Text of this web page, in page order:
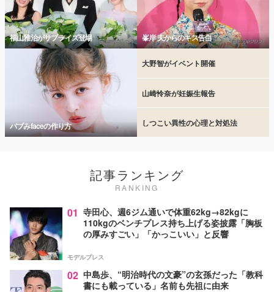
福山雅治がサプライズ登場 峯岸 夫からのキス告白
バブみfaceの作り方
大野智がイベント開催
山崎怜奈が妊娠生報告
しつこい異性の心理と対処法
記事ランキング
RANKING
01 寺田心、週6ジム通いで体重62kg→82kgに
110kgのベンチプレス持ち上げる姿披露「胸板
の厚みすごい」「かっこいい」と反響
モデルプレス
02 中島歩、“明治時代の文豪”の玄孫だった「教科
書にも載っている」名前も先祖に由来